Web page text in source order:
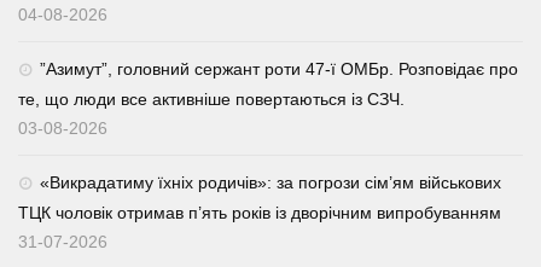
04-08-2026
⁨”Азимут”, головний сержант роти 47-ї ОМБр. Розповідає про
те, що люди все активніше повертаються із СЗЧ.
03-08-2026
«Викрадатиму їхніх родичів»: за погрози сім’ям військових
ТЦК чоловік отримав п’ять років із дворічним випробуванням
31-07-2026